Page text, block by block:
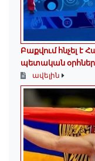
Բաքվում հնչել
պետական
ավելին